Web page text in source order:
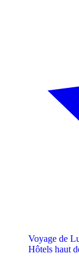
Voyage de
Hôtels haut